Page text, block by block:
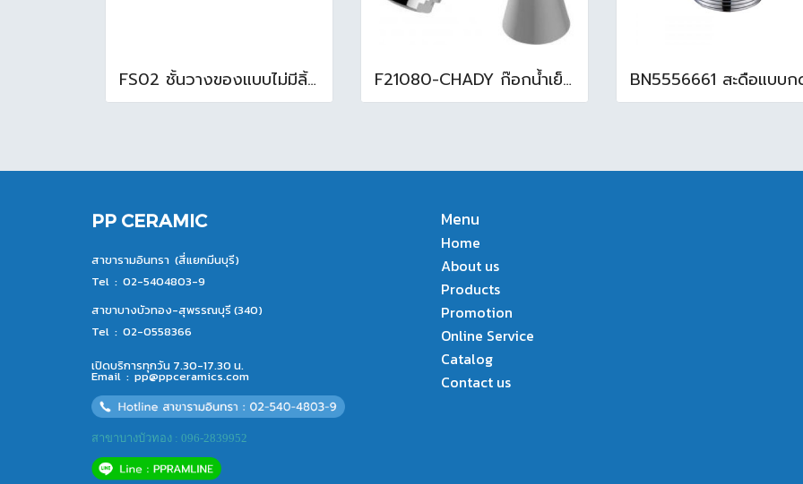
FS02 ชั้นวางของแบบไม่มีลิ้นชัก "Pixo"สีขาว F21080-CHADY ก๊อกน้ำเย็นอ่างล้างหน้า
PP CERAMIC
สาขารามอินทรา (สี่แยกมีนบุรี)
Tel : 02-5404803-9
สาขาบางบัวทอง-สุพรรณบุรี (340)
Tel : 02-0558366
เปิดบริการทุกวัน 7.30-17.30 น.
Email : pp@ppceramics.com
สาขาบางบัวทอง : 096-2839952
Menu
Home
About us
Products
Promotion
Online Service
Catalog
Contact us